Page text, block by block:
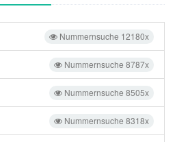
Nummernsuche 12180x
Nummernsuche 8787x
Nummernsuche 8505x
Nummernsuche 8318x